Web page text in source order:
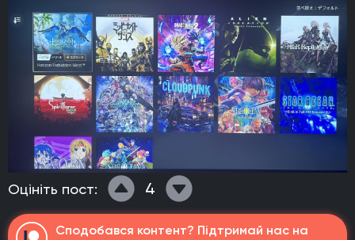
Оцініть пост: 4
Сподобався контент? Підтримай нас на